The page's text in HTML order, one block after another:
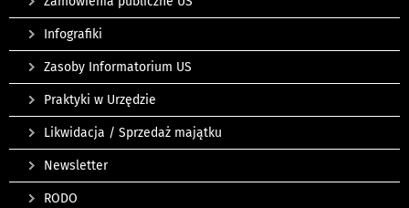
Infografiki
Zasoby Informatorium US
Praktyki w Urzędzie
Likwidacja / Sprzedaż majątku
Newsletter
RODO